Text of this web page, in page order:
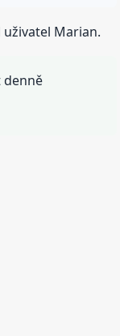
Marian.
denně